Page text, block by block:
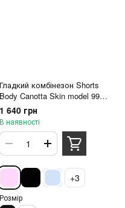
Гладкий комбінезон Shorts
Body Canotta Skin model 99
Sweet Lilac (рожевий) - S
1 640 грн
В наявності
+3
Розмір